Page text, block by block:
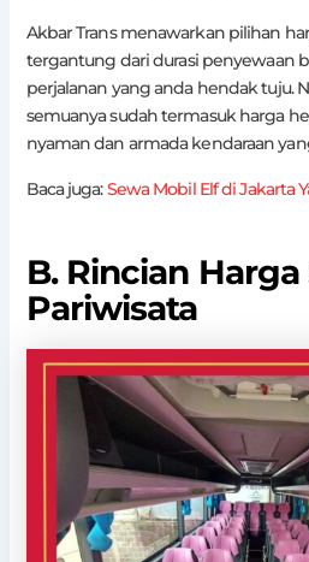
Akbar Trans menawarkan pilihan
tergantung dari durasi penyewaan
perjalanan yang anda hendak tuju.
semuanya sudah termasuk harga
nyaman dan armada kendaraan
Baca juga:Sewa Mobil Elf di Jakarta
B. Rincian
Pariwisata